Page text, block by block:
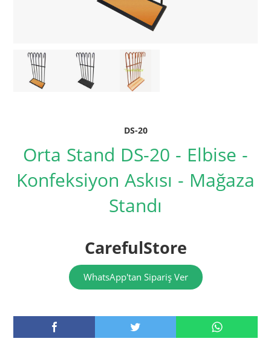
DS-20
Orta Stand DS-20 - Elbise -
Konfeksiyon Askısı - Mağaza
Standı
CarefulStore
WhatsApp'tan Sipariş Ver